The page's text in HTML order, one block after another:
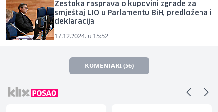
Žestoka rasprava o kupovini zgrade za
smještaj UIO u Parlamentu BiH, predložena i
deklaracija
17.12.2024. u 15:52
KOMENTARI (56)